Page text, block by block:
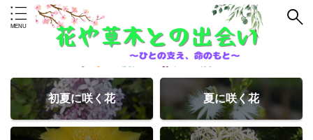
初夏に咲く花 夏に咲く花